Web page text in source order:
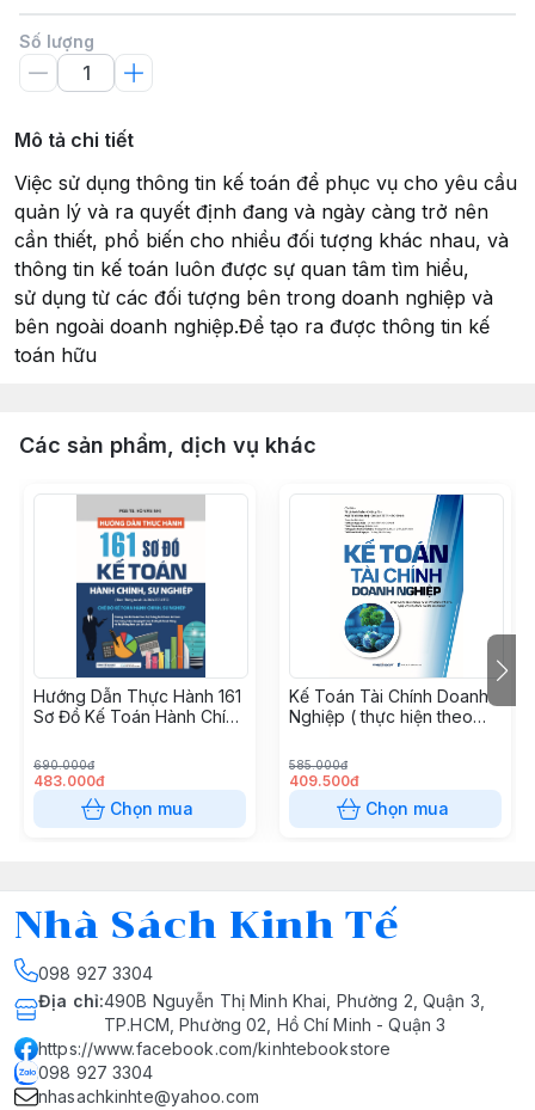
Số lượng
Mô tả chi tiết
Việc sử dụng thông tin kế toán để phục vụ cho yêu cầu
quản lý và ra quyết định đang và ngày càng trở nên
cần thiết, phổ biến cho nhiều đối tượng khác nhau, và
thông tin kế toán luôn được sự quan tâm tìm hiểu,
sử dụng từ các đối tượng bên trong doanh nghiệp và
bên ngoài doanh nghiệp.Để tạo ra được thông tin kế
toán hữu
Các sản phẩm, dịch vụ khác
Hướng Dẫn Thực Hành 161
Sơ Đồ Kế Toán Hành Chính
690.000đ
483.000đ
Chọn mua
Kế Toán Tài Chính Doanh
Nghiệp ( thực hiện theo
BTC, ngày 27/10/2025 của
bộ tài chính)
585.000đ
409.500đ
Chọn mua
Nhà Sách Kinh Tế
098 927 3304
Địa chỉ:490B Nguyễn Thị Minh Khai, Phường 2, Quận 3,
TP.HCM, Phường 02, Hồ Chí Minh - Quận 3
https://www.facebook.com/kinhtebookstore
098 927 3304
nhasachkinhte@yahoo.com